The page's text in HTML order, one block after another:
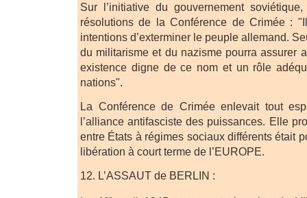
Sur l’initiative du gouvernement
résolutions de la Conférence de Crimée :
intentions d’exterminer le peuple allemand.
du militarisme et du nazisme pourra assurer
existence digne de ce nom et un rôle
nations".
La Conférence de Crimée enlevait tout
l’alliance antifasciste des puissances. Elle
entre États à régimes sociaux différents était
libération à court terme de l’EUROPE.
12. L’ASSAUT de BERLIN :